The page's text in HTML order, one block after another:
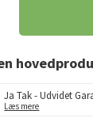
Ja Tak - Udvidet
Læs mere